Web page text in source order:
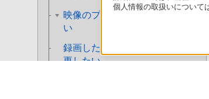
映像のプレイリストを作成した
い
録画した映像の録画モードを変
更したい
個人情報の取扱いについて